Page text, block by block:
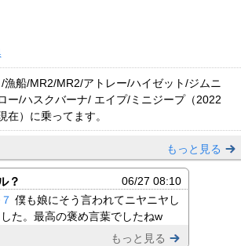
漁船/MR2/MR2/アトレー/ハイゼット/ジムニ
ー/ハスクバーナ/ エイプ/ミニジープ（2022
在）に乗ってます。
もっと見る
？
06/27 08:10
僕も娘にそう言われてニヤニヤし
た。最高の褒め言葉でしたねw
もっと見る